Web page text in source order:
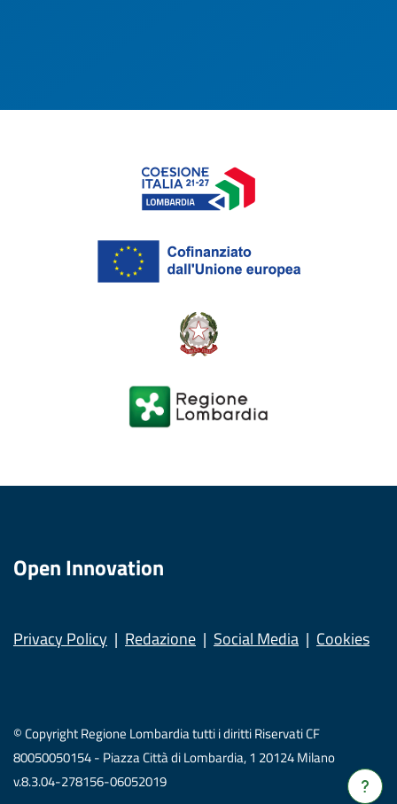
Verrà
Open Innovation
Privacy Policy Redazione Social Media Cookies
© Copyright Regione Lombardia tutti i diritti Riservati CF
80050050154 - Piazza Città di Lombardia, 1 20124 Milano
v.8.3.04-278156-06052019